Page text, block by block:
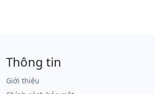
Thông tin
Giới thiệu